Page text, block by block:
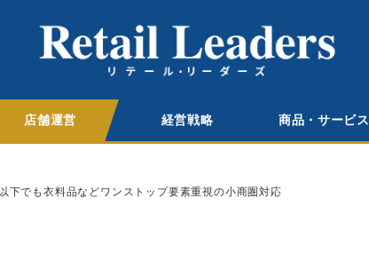
店舗運営 経営戦略 商品・サービス
でも衣料品などワンストップ要素重視の小商圏対応